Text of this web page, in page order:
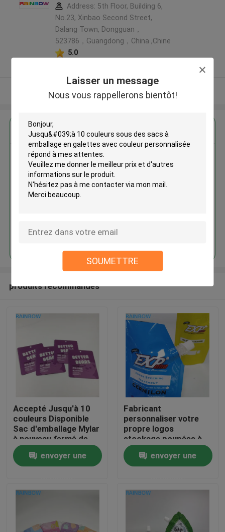
Laisser un message
Nous vous rappellerons bientôt!
SOUMETTRE
À la maison
Produits
À propos de nous
Address: 5th Floor, Building 6,
No.23, Xinbao Second Street,
Dalang Town, Dongguan，
523786，Guangdong，China ,Chine
5.0
Regardez plus
Jusqu'à 10 couleurs sous des
sacs à emballage en galettes
avec couleur personnalisée
Continuer
produits recommandés
Accepté Jusqu'à 10
couleurs Disponible
Sac d'emballage Mylar
à nouveau fermé de
haute qualité
envoyer une
Fabricant
personnaliser votre
propre logos
stockage poupées à
ressorts réutilisables
conteneur sacs
étanches pour boire
envoyer une